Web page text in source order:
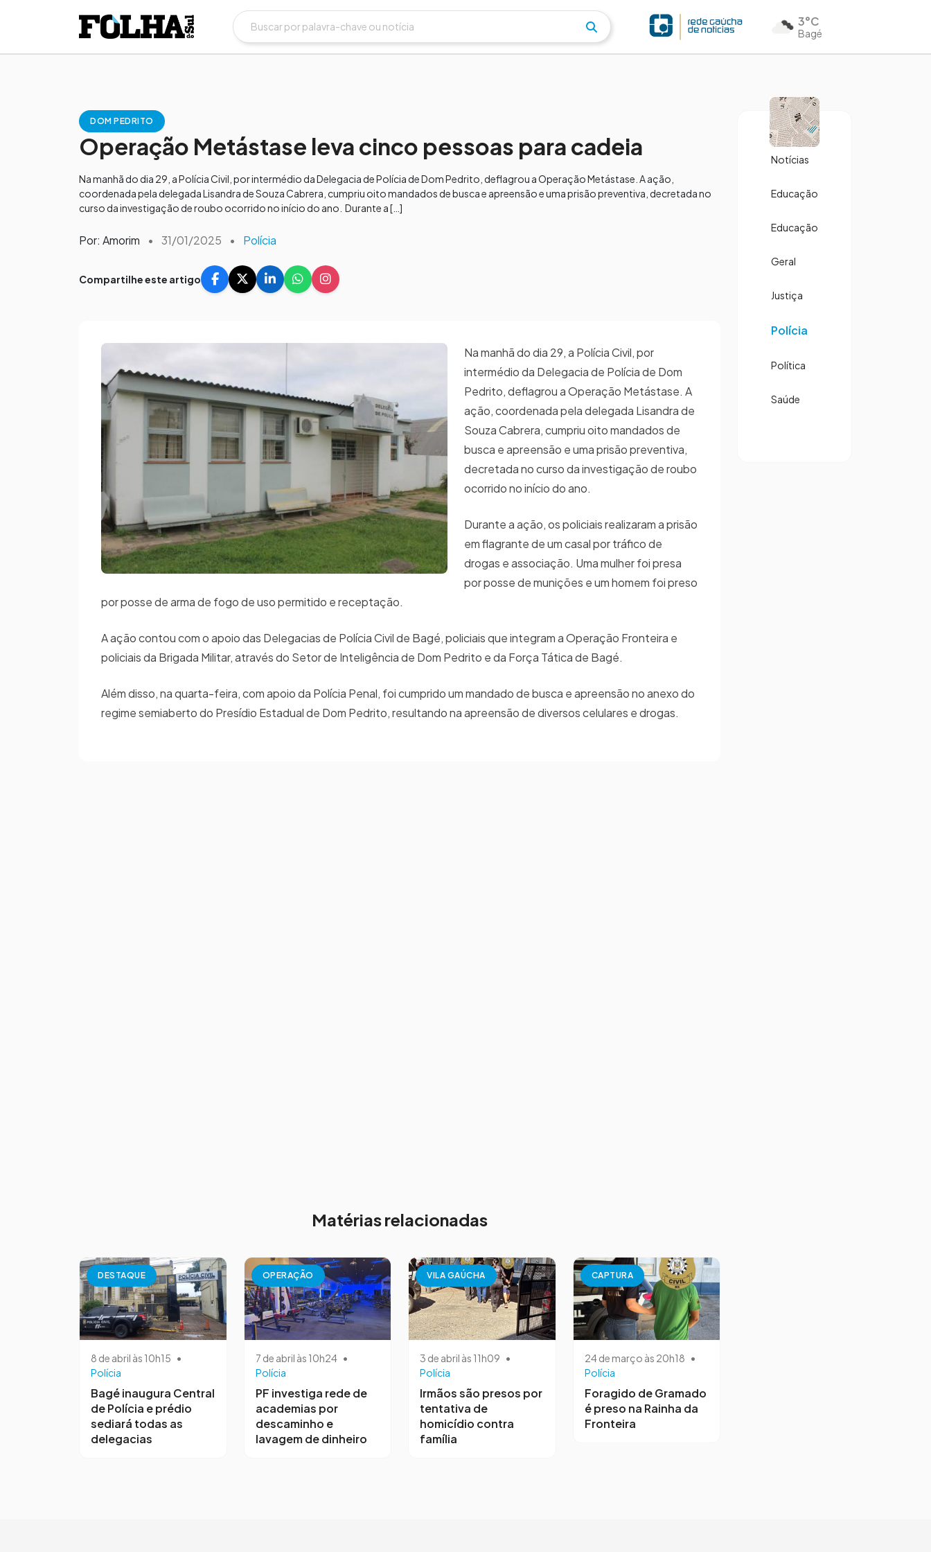
3°C
Bagé
DOM PEDRITO
Operação Metástase leva cinco pessoas para cadeia
Na manhã do dia 29, a Polícia Civil, por intermédio da Delegacia de Polícia de Dom Pedrito, deflagrou a Operação Metástase. A ação,
coordenada pela delegada Lisandra de Souza Cabrera, cumpriu oito mandados de busca e apreensão e uma prisão preventiva, decretada no
curso da investigação de roubo ocorrido no início do ano. Durante a […]
Por: Amorim • 31/01/2025 • Polícia
Compartilhe este artigo
Na manhã do dia 29, a Polícia Civil, por
intermédio da Delegacia de Polícia de Dom
Pedrito, deflagrou a Operação Metástase. A
ação, coordenada pela delegada Lisandra de
Souza Cabrera, cumpriu oito mandados de
busca e apreensão e uma prisão preventiva,
decretada no curso da investigação de roubo
ocorrido no início do ano.
Durante a ação, os policiais realizaram a prisão
em flagrante de um casal por tráfico de
drogas e associação. Uma mulher foi presa
por posse de munições e um homem foi preso
por posse de arma de fogo de uso permitido e receptação.
A ação contou com o apoio das Delegacias de Polícia Civil de Bagé, policiais que integram a Operação Fronteira e
policiais da Brigada Militar, através do Setor de Inteligência de Dom Pedrito e da Força Tática de Bagé.
Além disso, na quarta-feira, com apoio da Polícia Penal, foi cumprido um mandado de busca e apreensão no anexo do
regime semiaberto do Presídio Estadual de Dom Pedrito, resultando na apreensão de diversos celulares e drogas.
Matérias relacionadas
DESTAQUE
8 de abril às 10h15 •
Polícia
Bagé inaugura Central
de Polícia e prédio
sediará todas as
delegacias
OPERAÇÃO
7 de abril às 10h24 •
Polícia
PF investiga rede de
academias por
descaminho e
lavagem de dinheiro
VILA GAÚCHA
3 de abril às 11h09 •
Polícia
Irmãos são presos por
tentativa de
homicídio contra
família
CAPTURA
24 de março às 20h18 •
Polícia
Foragido de Gramado
é preso na Rainha da
Fronteira
Notícias
Educação
Educação
Geral
Justiça
Polícia
Política
Saúde